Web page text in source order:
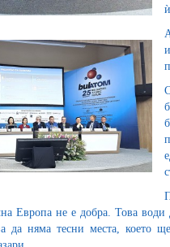
Европа не е добра. Това
да няма тесни места,